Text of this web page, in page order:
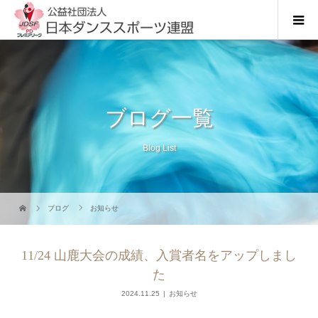
ブログ一覧
Blog List
ブログ お知らせ
11/24 山鹿大会の成績、入賞者名をアップしまし
た
2024.11.25 お知らせ